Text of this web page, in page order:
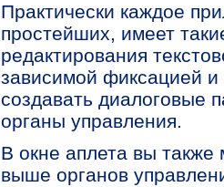
Практически каждое
простейших, имеет
редактирования
зависимой фиксацией
создавать диалоговые
органы управления.
В окне аплета вы также
выше органов